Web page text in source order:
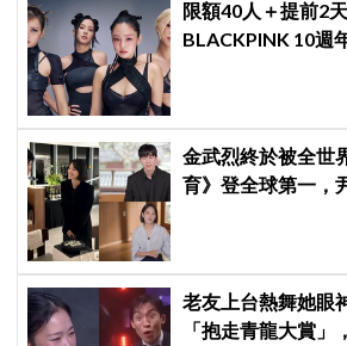
限額40人＋提前2
BLACKPINK 10週
金武烈終於被全世
育》登全球第一，
老友上台熱舞她眼
「抱走青龍大賞